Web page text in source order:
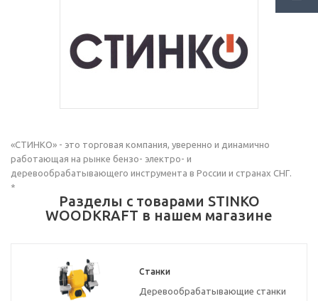
«СТИНКО» - это торговая компания, уверенно и динамично
работающая на рынке бензо- электро- и
деревообрабатывающего инструмента в России и странах СНГ.
*
Разделы с товарами STINKO
WOODKRAFT в нашем магазине
Станки
Деревообрабатывающие станки